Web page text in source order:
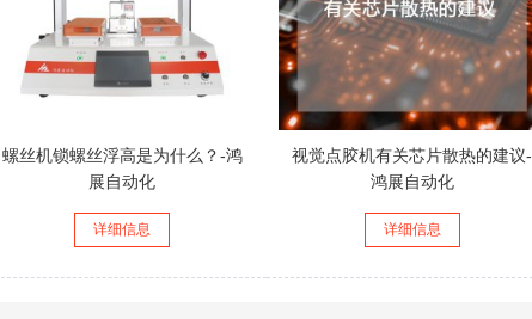
螺丝机锁螺丝浮高是为什么？-鸿
展自动化
详细信息
视觉点胶机有关芯片散热的建议-
鸿展自动化
详细信息